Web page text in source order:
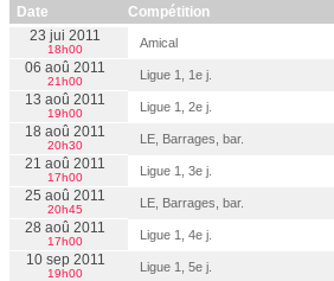
Date Compétition
23 jui 2011
18h00 Amical
06 aoû 2011
21h00 Ligue 1, 1e j.
13 aoû 2011
19h00 Ligue 1, 2e j.
18 aoû 2011
20h30 LE, Barrages, bar.
21 aoû 2011
17h00 Ligue 1, 3e j.
25 aoû 2011
20h45 LE, Barrages, bar.
28 aoû 2011
17h00 Ligue 1, 4e j.
10 sep 2011
19h00 Ligue 1, 5e j.